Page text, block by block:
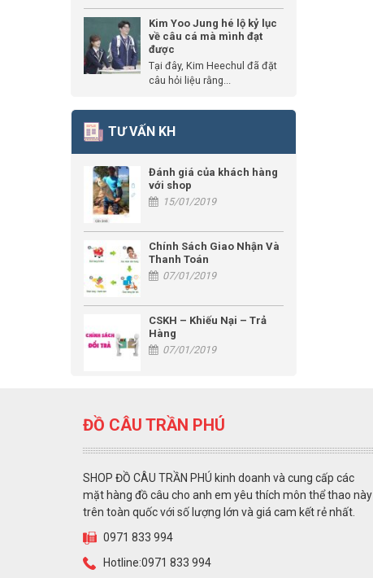
Kim Yoo Jung hé lộ kỷ lục
về câu cá mà mình đạt
được
Tại đây, Kim Heechul đã đặt
câu hỏi liệu rằng...
TƯ VẤN KH
Đánh giá của khách hàng
với shop
15/01/2019
Chính Sách Giao Nhận Và
Thanh Toán
07/01/2019
CSKH – Khiếu Nại – Trả
Hàng
07/01/2019
ĐỒ CÂU TRẦN PHÚ
SHOP ĐỒ CÂU TRẦN PHÚ kinh doanh và cung cấp các
mặt hàng đồ câu cho anh em yêu thích môn thể thao này
trên toàn quốc với số lượng lớn và giá cam kết rẻ nhất.
0971 833 994
Hotline:0971 833 994